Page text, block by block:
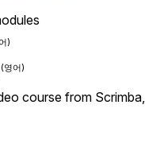
course from